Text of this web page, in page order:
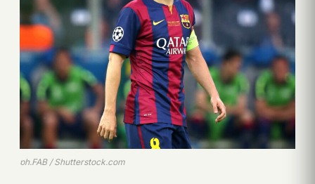
ph.FAB / Shutterstock.com